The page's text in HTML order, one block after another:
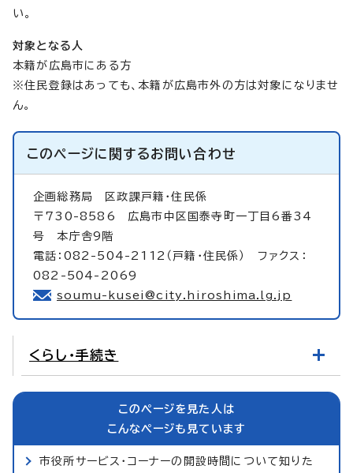
い。
対象となる人
本籍が広島市にある方
※住民登録はあっても、本籍が広島市外の方は対象になりませ
ん。
このページに関するお問い合わせ
企画総務局
区政課戸籍・住民係
〒730-8586 広島市中区国泰寺町一丁目6番34
号 本庁舎9階
電話：082-504-2112（戸籍・住民係） ファクス：
082-504-2069
soumu-kusei@city.hiroshima.lg.jp
くらし・手続き
このページを見た人は
こんなページも見ています
市役所サービス・コーナーの開設時間について知りた